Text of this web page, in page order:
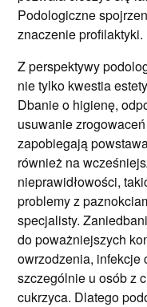
Podologiczne
znaczenie profilaktyki.
Z perspektywy
nie tylko kwestia
Dbanie o higienę,
usuwanie
zapobiegają
również na
nieprawidłowości,
problemy z
specjalisty.
do poważniejszych
owrzodzenia, infekcje
szczególnie u osób z
cukrzyca. Dlatego